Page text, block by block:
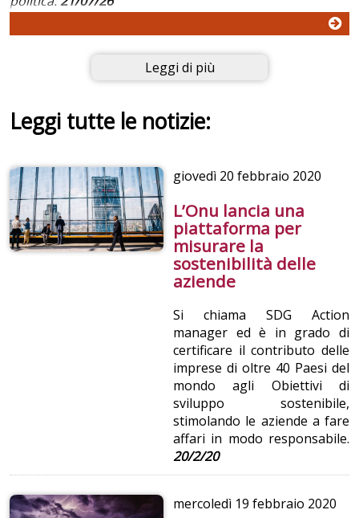
Leggi di più
Leggi tutte le notizie:
giovedì 20 febbraio 2020
L’Onu lancia una
piattaforma per
misurare la
sostenibilità delle
aziende
Si chiama SDG Action
manager ed è in grado di
certificare il contributo delle
imprese di oltre 40 Paesi del
mondo agli Obiettivi di
sviluppo sostenibile,
stimolando le aziende a fare
affari in modo responsabile.
20/2/20
mercoledì 19 febbraio 2020